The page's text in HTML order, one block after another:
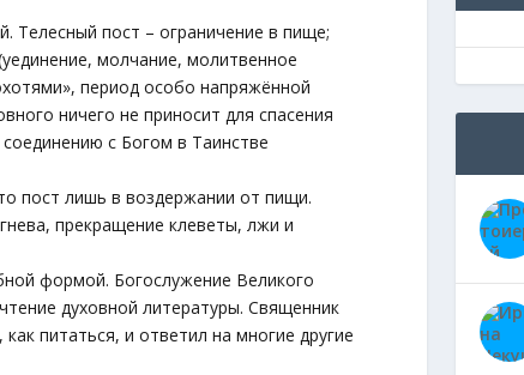
Телесный пост – ограничение в пище;
молчание, молитвенное
период особо напряжённой
ничего не приносит для спасения
с Богом в Таинстве
пост лишь в воздержании от пищи.
прекращение клеветы, лжи и
формой. Богослужение Великого
духовной литературы. Священник
питаться, и ответил на многие другие